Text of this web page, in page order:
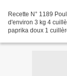
Recette N° 1189
d'environ 3 kg 4
paprika doux 1